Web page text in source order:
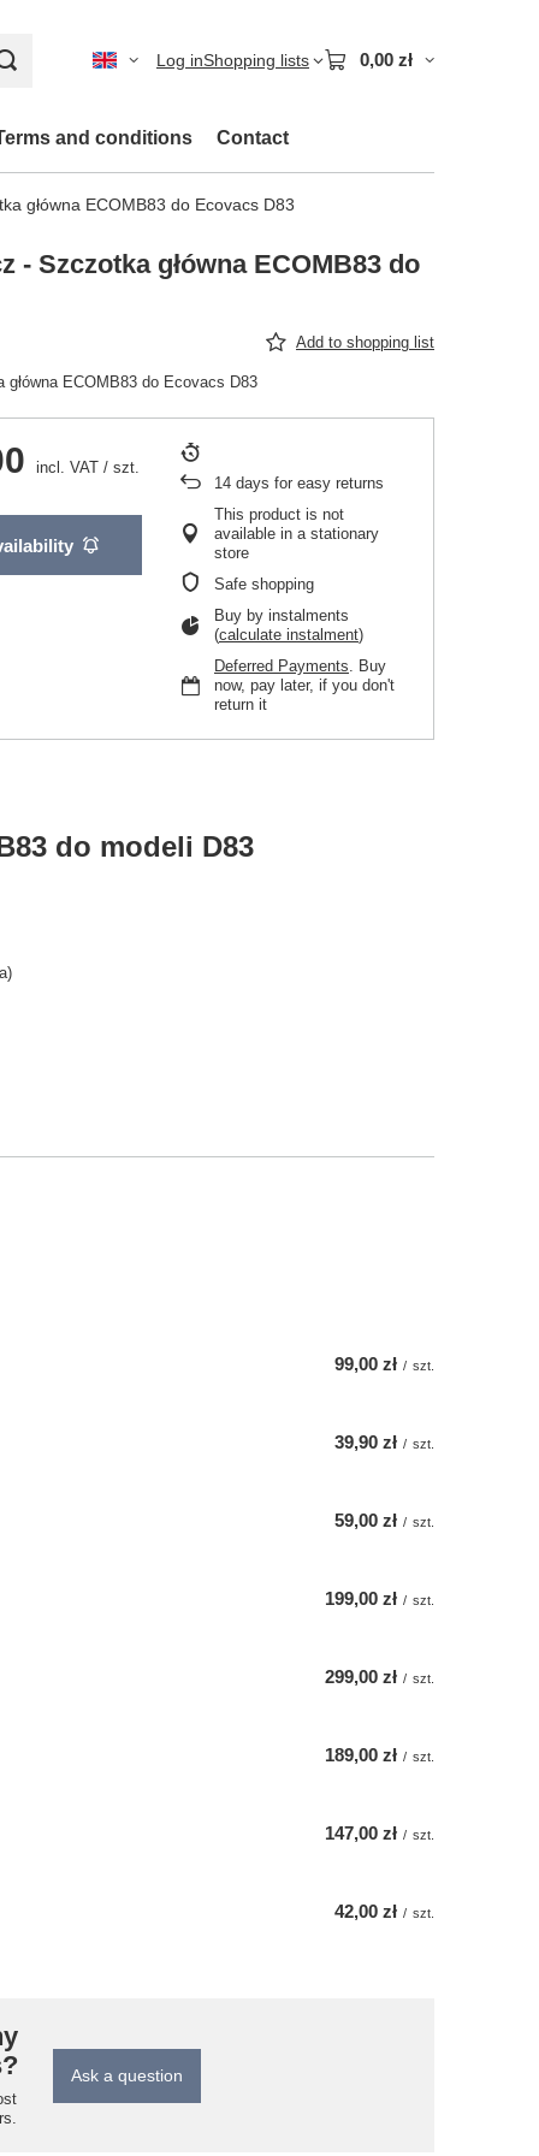
Log inShopping lists 0,00 zł
and conditions Contact
główna ECOMB83 do Ecovacs D83
- Szczotka główna ECOMB83 do
Add to shopping list
ECOMB83 do Ecovacs D83
incl. VAT / szt.
14 days for easy returns
This product is not
available in a stationary
store
Safe shopping
Buy by instalments
(calculate instalment)
Deferred Payments. Buy
now, pay later, if you don't
return it
do modeli D83
99,00 zł / szt.
39,90 zł / szt.
59,00 zł / szt.
199,00 zł / szt.
299,00 zł / szt.
189,00 zł / szt.
147,00 zł / szt.
42,00 zł / szt.
Ask a question